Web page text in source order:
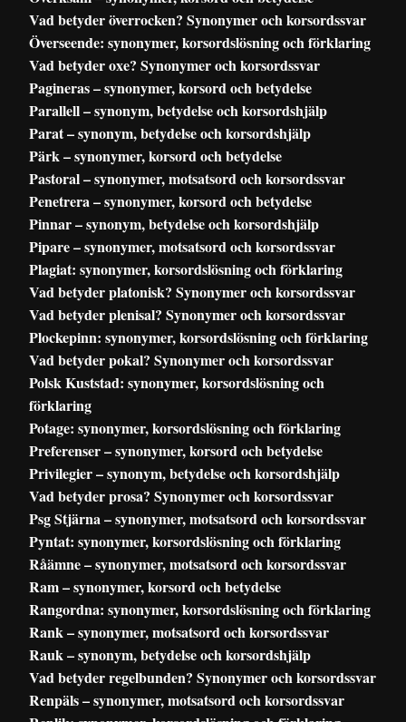
Vad betyder överrocken? Synonymer och korsordssvar
Överseende: synonymer, korsordslösning och förklaring
Vad betyder oxe? Synonymer och korsordssvar
Pagineras – synonymer, korsord och betydelse
Parallell – synonym, betydelse och korsordshjälp
Parat – synonym, betydelse och korsordshjälp
Pärk – synonymer, korsord och betydelse
Pastoral – synonymer, motsatsord och korsordssvar
Penetrera – synonymer, korsord och betydelse
Pinnar – synonym, betydelse och korsordshjälp
Pipare – synonymer, motsatsord och korsordssvar
Plagiat: synonymer, korsordslösning och förklaring
Vad betyder platonisk? Synonymer och korsordssvar
Vad betyder plenisal? Synonymer och korsordssvar
Plockepinn: synonymer, korsordslösning och förklaring
Vad betyder pokal? Synonymer och korsordssvar
Polsk Kuststad: synonymer, korsordslösning och
förklaring
Potage: synonymer, korsordslösning och förklaring
Preferenser – synonymer, korsord och betydelse
Privilegier – synonym, betydelse och korsordshjälp
Vad betyder prosa? Synonymer och korsordssvar
Psg Stjärna – synonymer, motsatsord och korsordssvar
Pyntat: synonymer, korsordslösning och förklaring
Råämne – synonymer, motsatsord och korsordssvar
Ram – synonymer, korsord och betydelse
Rangordna: synonymer, korsordslösning och förklaring
Rank – synonymer, motsatsord och korsordssvar
Rauk – synonym, betydelse och korsordshjälp
Vad betyder regelbunden? Synonymer och korsordssvar
Renpäls – synonymer, motsatsord och korsordssvar